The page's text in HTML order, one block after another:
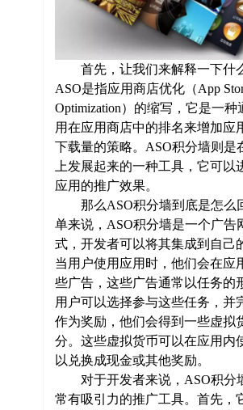
首先，让我们来解释一下什
ASO是指应用商店优化（App
Optimization）的缩写，它是一种
用在应用商店中的排名来增加应
下载量的策略。ASO积分墙则是
上发展起来的一种工具，它可以
应用的推广效果。
那么ASO积分墙到底是怎么
单来说，ASO积分墙是一个广告
式，开发者可以将其集成到自己
当用户使用应用时，他们会在应
些广告，这些广告通常以任务的
用户可以选择参与这些任务，并
作为奖励，他们会得到一些虚拟
分。这些虚拟货币可以在应用内
以兑换成现金或其他奖励。
对于开发者来说， ASO积分
常有吸引力的推广工具。首先，